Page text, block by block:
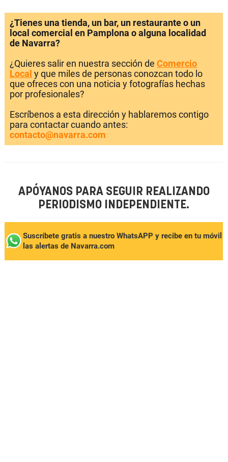
¿Tienes una tienda, un bar, un restaurante o un
local comercial en Pamplona o alguna localidad
de Navarra?
¿Quieres salir en nuestra sección de Comercio
Local y que miles de personas conozcan todo lo
que ofreces con una noticia y fotografías hechas
por profesionales?
Escríbenos a esta dirección y hablaremos contigo
para contactar cuando antes:
contacto@navarra.com
APÓYANOS PARA SEGUIR REALIZANDO
PERIODISMO INDEPENDIENTE.
Suscríbete gratis a nuestro WhatsAPP y recibe en tu móvil
las alertas de Navarra.com